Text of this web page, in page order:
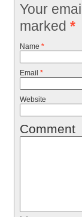
Your
marked *
Name *
Email *
Website
Comment